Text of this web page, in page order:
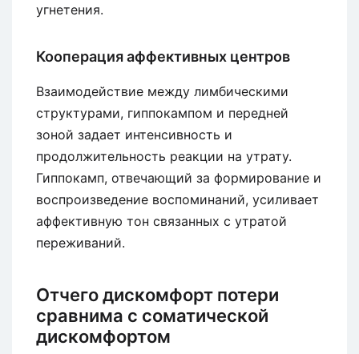
угнетения.
Кооперация аффективных центров
Взаимодействие между лимбическими
структурами, гиппокампом и передней
зоной задает интенсивность и
продолжительность реакции на утрату.
Гиппокамп, отвечающий за формирование и
воспроизведение воспоминаний, усиливает
аффективную тон связанных с утратой
переживаний.
Отчего дискомфорт потери
сравнима с соматической
дискомфортом